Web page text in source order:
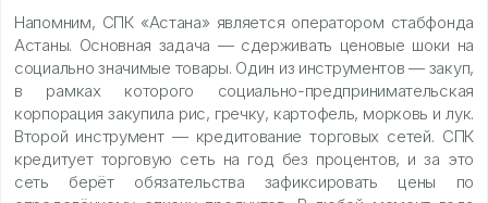
Напомним, СПК «Астана» является оператором стабфонда
Астаны. Основная задача — сдерживать ценовые шоки на
социально значимые товары. Один из инструментов — закуп,
в рамках которого социально-предпринимательская
корпорация закупила рис, гречку, картофель, морковь и лук.
Второй инструмент — кредитование торговых сетей. СПК
кредитует торговую сеть на год без процентов, и за это
сеть берёт обязательства зафиксировать цены по